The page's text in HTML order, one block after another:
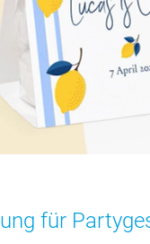
für